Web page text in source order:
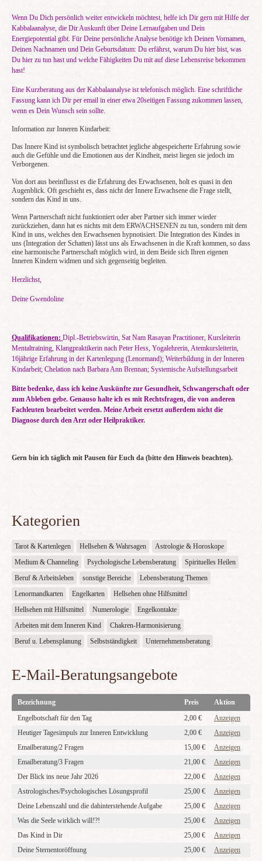
Wenn Du Dich persönlich weiter entwickeln möchtest, helfe ich Dir gern mit Hilfe der
Kabbalaanalyse, die Dir Auskunft über Deine Lernaufgaben und Dein
Energiepotential gibt. Für Deine persönliche Analyse benötige ich Deinen Vornamen,
Deinen Nachnamen und Dein Geburtsdatum: Du erfährst, warum Du hier bist, was
Du hier zu tun hast und welche Fähigkeiten Du mit auf diese Lebensreise bekommen
hast!
Eine Kurzberatung aus der Kabbalaanalyse ist telefonisch möglich. Eine schriftliche
Fassung kann ich Dir per email in einer etwa 20seitigen Fassung zukommen lassen,
wenn es Dein Wunsch sein sollte.
Information zur Inneren Kindarbeit:
Das Innere Kind ist symbolisch betrachtet jegliche abgespeicherte Erfahrung sowie
auch die Gefühle und die Emotionen aus der Kindheit, meist liegen sie jedoch im
Verborgenen.
Von dort aus beeinflusst es die Erfahrung des Erwachsenen, holt es quasi in den
Augenblick. Oft geschieht es, dass nicht der Innere Erwachsene die Frage stellt,
sondern das Kind in uns.
Wenn Partnerschaft nicht funktioniert oder aber Partner sich immer wieder
zurückziehen, dann hat es nichts mit dem ERWACHSENEN zu tun, sondern mit dem
Kind in uns, welches den Erwachsenen hypnotisiert. Die Integration des Kindes in
uns (Integration der Schatten) lässt uns als Erwachsenen in die Kraft kommen, so dass
eine harmonische Partnerschaft möglich wird, in dem Beide sich Ihren eigenen
Inneren Kindern widmen und sich gegenseitig begleiten.
Herzlichst,
Deine Gwendoline
Qualifikationen: Dipl.-Betriebswirtin, Sat Nam Rasayan Practitioner, Kursleiterin
Mentaltraining, Klangpraktikerin nach Peter Hess, Yogalehrerin, Atemkursleiterin,
16jährige Erfahrung in der Kartenlegung (Lenormand); Weiterbildung in der Inneren
Kindarbeit; Chelation nach Barbara Ann Brennan; Systemische Aufstellungsarbeit
Bitte bedenke, dass ich keine Auskünfte zur Gesundheit, Schwangerschaft oder
zum Ableben gebe. Genauso halte ich es mit Rechtsfragen, die von anderen
Fachleuten bearbeitet werden. Meine Arbeit ersetzt außerdem nicht die
Diagnose durch den Arzt oder Heilpraktiker.
Gern bin ich täglich mit Pausen für Euch da (bitte den Hinweis beachten).
Kategorien
Tarot & Kartenlegen Hellsehen & Wahrsagen
Astrologie & Horoskope
Medium & Channeling
Psychologische Lebensberatung
Spirituelles Heilen
Beruf & Arbeitsleben
sonstige Bereiche
Lebensberatung Themen
Lenormandkarten
Engelkarten
Hellsehen ohne Hilfsmittel
Hellsehen mit Hilfsmittel
Numerologie
Engelkontakte
Arbeiten mit dem Inneren Kind
Chakren-Harmonisierung
Beruf u. Lebensplanung
Selbstständigkeit Unternehmensberatung
E-Mail-Beratungsangebote
Bezeichnung Preis
Aktion
Engelbotschaft für den Tag
2,00 €
Anzeigen
Heutiger Tagesimpuls zur Inneren Entwicklung
2,00 €
Anzeigen
Emailberatung/2 Fragen
15,00 €
Anzeigen
Emailberatung/3 Fragen
21,00 €
Anzeigen
Der Blick ins neue Jahr 2026
22,00 €
Anzeigen
Astrologisches/Psychologisches Lösungsprofil
25,00 €
Anzeigen
Deine Lebenszahl und die dahinterstehende Aufgabe
25,00 €
Anzeigen
Was die Seele wirklich will!?!
25,00 €
Anzeigen
Das Kind in Dir
25,00 €
Anzeigen
Deine Sternentoröffnung
25,00 €
Anzeigen